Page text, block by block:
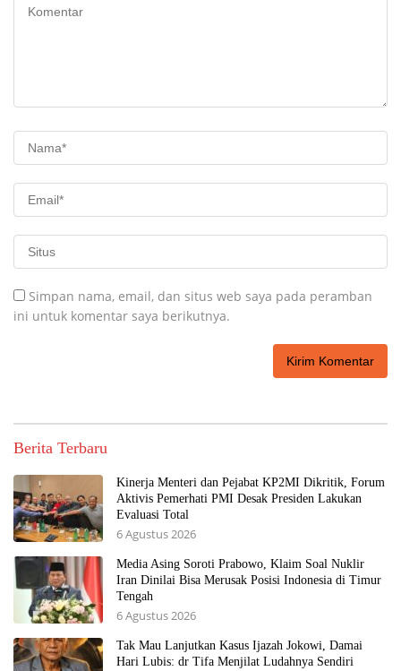
Simpan nama, email, dan situs web saya pada peramban
ini untuk komentar saya berikutnya.
Berita Terbaru
Kinerja Menteri dan Pejabat KP2MI Dikritik, Forum
Aktivis Pemerhati PMI Desak Presiden Lakukan
Evaluasi Total
6 Agustus 2026
Media Asing Soroti Prabowo, Klaim Soal Nuklir
Iran Dinilai Bisa Merusak Posisi Indonesia di Timur
Tengah
6 Agustus 2026
Tak Mau Lanjutkan Kasus Ijazah Jokowi, Damai
Hari Lubis: dr Tifa Menjilat Ludahnya Sendiri